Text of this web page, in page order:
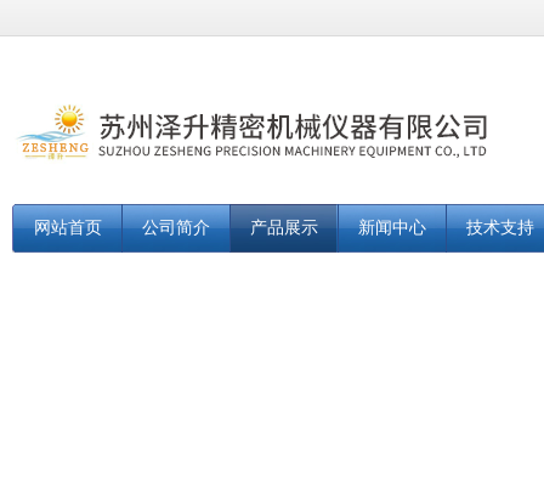
网站首页 公司简介 产品展示 新闻中心 技术支持